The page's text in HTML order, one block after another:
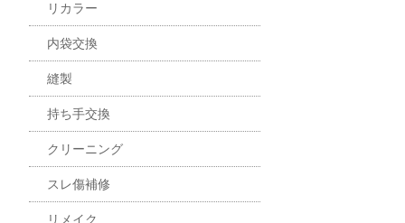
リカラー
内袋交換
縫製
持ち手交換
クリーニング
スレ傷補修
リメイク